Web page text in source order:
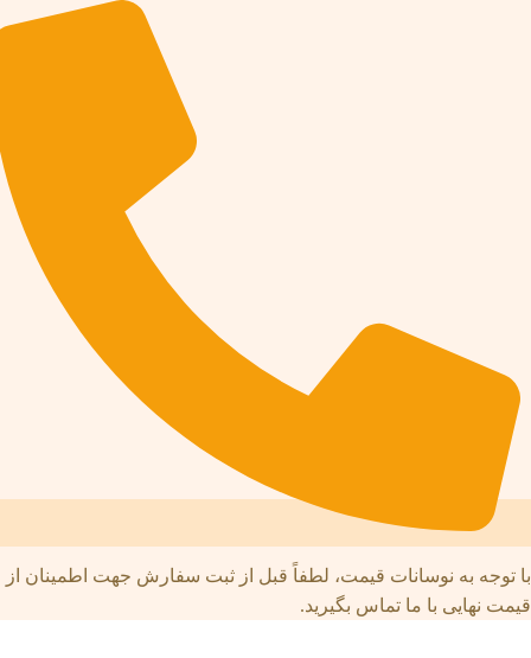
به نوسانات قیمت، لطفاً قبل از ثبت سفارش جهت اطمینان از
نهایی با ما تماس بگیرید.